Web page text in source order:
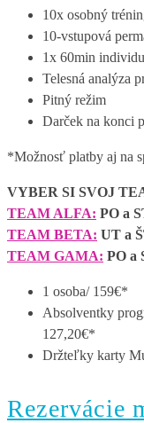
10x osobný
10-vstupová
1x 60min
Telesná analýza
Pitný režim
Darček na konci
*Možnosť platby aj na
VYBER SI SVOJ
TEAM ALFA: PO a
TEAM BETA: UT a
TEAM GAMA: PO a
1 osoba/ 159€*
Absolventky
127,20€*
Držteľky karty
Rezervácie